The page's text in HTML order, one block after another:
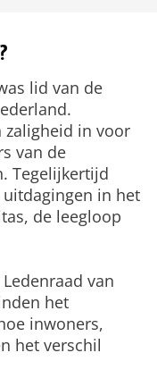
lid van de
zaligheid in voor
van de
Tegelijkertijd
in het
de leegloop
van
het
inwoners,
het verschil